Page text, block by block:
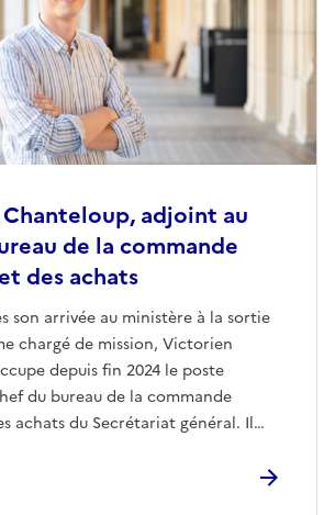
adjoint au
de la commande
des achats
son arrivée au ministère à la sortie
chargé de mission, Victorien
depuis fin 2024 le poste
du bureau de la commande
achats du Secrétariat général. Il